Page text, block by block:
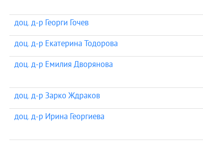
доц. д-р Георги Гочев
доц. д-р Екатерина Тодорова
доц. д-р Емилия Дворянова
доц. д-р Зарко Ждраков
доц. д-р Ирина Георгиева